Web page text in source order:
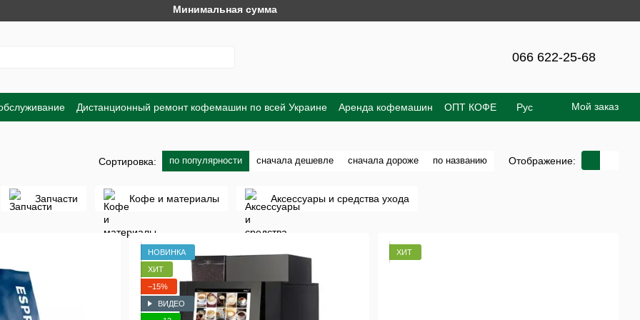
Минимальная сумма заказа на сайте – 300 грн!
066 622-25-68
Дистанционный ремонт кофемашин по всей Украине Аренда кофемашин
ОПТ КОФЕ
Обмен и возврат Договор публичной оферты Пользовательское соглашение Отзывы о магазине
Рус Мой заказ
Сортировка: по популярности сначала дешевле сначала дороже по названию Отображение:
Запчасти Кофе и материалы Аксессуары и средства ухода
НОВИНКА
ХИТ
−15%
ВИДЕО
ХИТ